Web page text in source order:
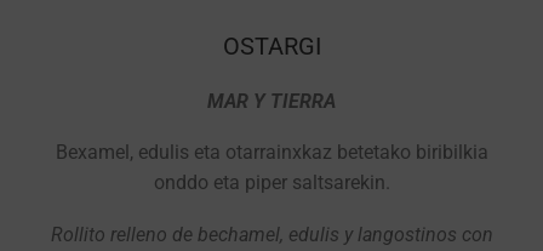
OSTARGI
MAR Y TIERRA
Bexamel, edulis eta otarrainxkaz betetako biribilkia
onddo eta piper saltsarekin.
Rollito relleno de bechamel, edulis y langostinos con